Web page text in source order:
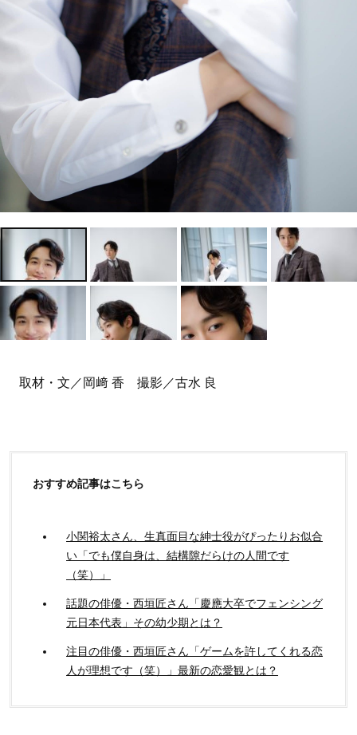
【ロボット掃除機】を選ぶ
ならこれ！水拭きも吸引力
も、圧倒的な「清掃能力」
小関裕太さん、忙しさのな
かでの心構え「俳優はオフ
ァーがあってこそ。まずは
自分の頭と身体と心を整え
る」
取材・文／岡﨑 香 撮影／古水 良
おすすめ記事はこちら
小関裕太さん、生真面目な紳士役がぴったりお似合
い「でも僕自身は、結構隙だらけの人間です
（笑）」
話題の俳優・西垣匠さん「慶應大卒でフェンシング
元日本代表」その幼少期とは？
注目の俳優・西垣匠さん「ゲームを許してくれる恋
人が理想です（笑）」最新の恋愛観とは？